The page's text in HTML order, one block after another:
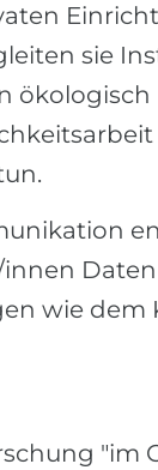
sie
ökologisch
wie dem
"im